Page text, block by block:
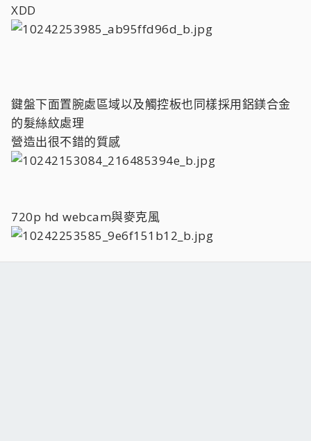
XDD
鍵盤下面置腕處區域以及觸控板也同樣採用鋁鎂合金
的髮絲紋處理
營造出很不錯的質感
720p hd webcam與麥克風